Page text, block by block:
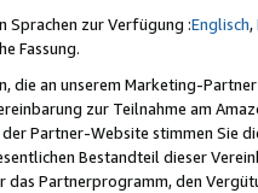
Sprachen zur Verfügung :Englisch,
Fassung.
die an unserem Marketing-
zur Teilnahme am
Partner-Website stimmen Sie
Bestandteil dieser
das Partnerprogramm, den